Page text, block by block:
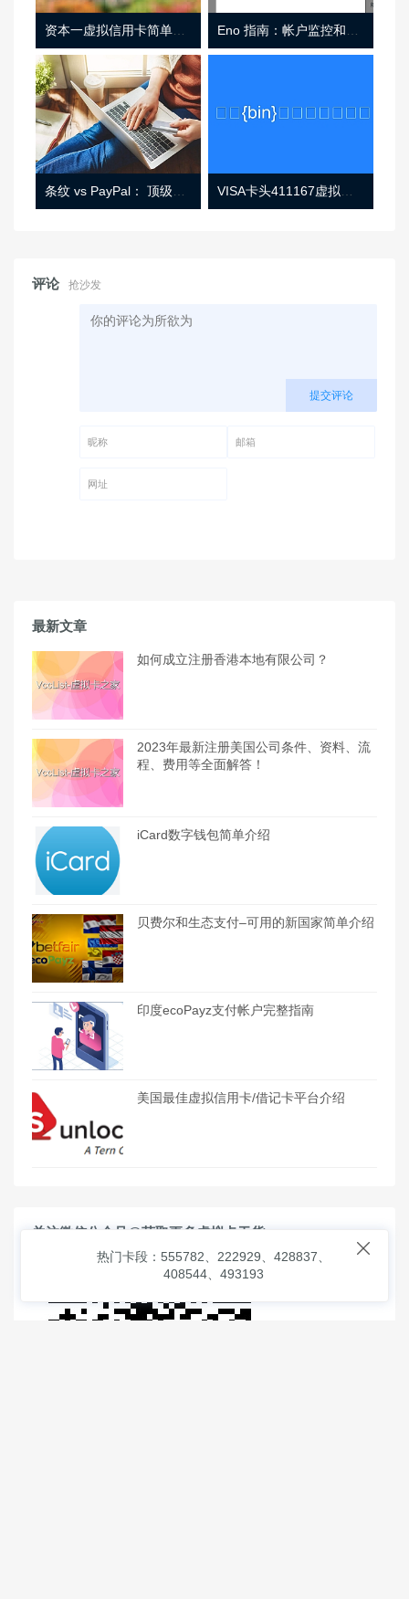
资本一虚拟信用卡简单介绍
条纹 vs PayPal： 顶级功能， 定价 （和更多！ VISA卡头411167虚拟卡基础信息
评论 抢沙发
提交评论
最新文章
如何成立注册香港本地有限公司？
2023年最新注册美国公司条件、资料、流
程、费用等全面解答！
iCard数字钱包简单介绍
贝费尔和生态支付–可用的新国家简单介绍
印度ecoPayz支付帐户完整指南
美国最佳虚拟信用卡/借记卡平台介绍
关注微信公众号@获取更多虚拟卡干货

热门卡段：555782、222929、428837、
408544、493193